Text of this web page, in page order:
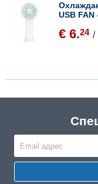
USB FAN
€ 6.24 /